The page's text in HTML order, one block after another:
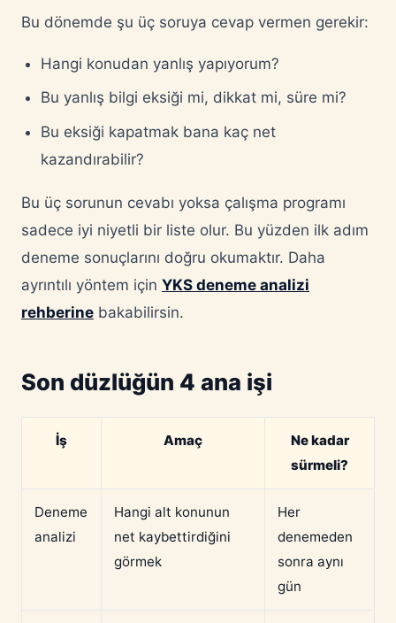
Bu dönemde şu üç soruya cevap vermen gerekir:
Hangi konudan yanlış yapıyorum?
Bu yanlış bilgi eksiği mi, dikkat mi, süre mi?
Bu eksiği kapatmak bana kaç net
kazandırabilir?
Bu üç sorunun cevabı yoksa çalışma programı
sadece iyi niyetli bir liste olur. Bu yüzden ilk adım
deneme sonuçlarını doğru okumaktır. Daha
ayrıntılı yöntem için YKS deneme analizi
rehberine bakabilirsin.
Son düzlüğün 4 ana işi
İş Amaç
Ne kadar
sürmeli?
Deneme
analizi
Hangi alt konunun
net kaybettirdiğini
görmek
Her
denemeden
sonra aynı
gün